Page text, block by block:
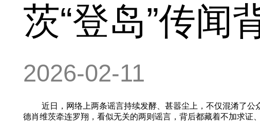
茨“登岛”传闻
2026-02-11
近日，网络上两条谣言持续发酵、甚嚣尘上，不仅混淆了公众
德肖维茨牵连罗翔，看似无关的两则谣言，背后都藏着不加求证